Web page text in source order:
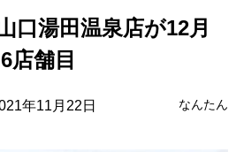
口湯田温泉店が12月
店舗目
年11月22日 なんたん